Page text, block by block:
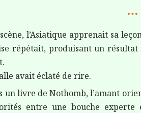
l’Asiatique apprenait sa
répétait, produisant un
avait éclaté de rire.
un livre de Nothomb, l’amant
entre une bouche